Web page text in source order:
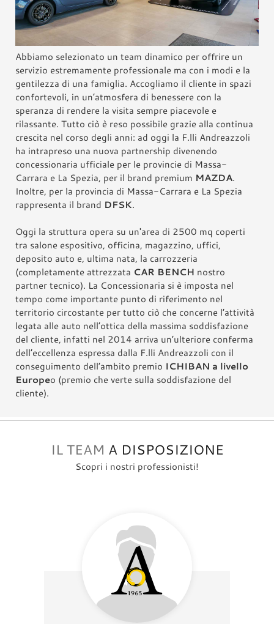
Abbiamo selezionato un team dinamico per offrire un
servizio estremamente professionale ma con i modi e la
gentilezza di una famiglia. Accogliamo il cliente in spazi
confortevoli, in un’atmosfera di benessere con la
speranza di rendere la visita sempre piacevole e
rilassante. Tutto ciò è reso possibile grazie alla continua
crescita nel corso degli anni: ad oggi la F.lli Andreazzoli
ha intrapreso una nuova partnership divenendo
concessionaria ufficiale per le provincie di Massa-
Carrara e La Spezia, per il brand premium MAZDA.
Inoltre, per la provincia di Massa-Carrara e La Spezia
rappresenta il brand DFSK.
Oggi la struttura opera su un'area di 2500 mq coperti
tra salone espositivo, officina, magazzino, uffici,
deposito auto e, ultima nata, la carrozzeria
(completamente attrezzata CAR BENCH nostro
partner tecnico). La Concessionaria si è imposta nel
tempo come importante punto di riferimento nel
territorio circostante per tutto ciò che concerne l’attività
legata alle auto nell’ottica della massima soddisfazione
del cliente, infatti nel 2014 arriva un’ulteriore conferma
dell’eccellenza espressa dalla F.lli Andreazzoli con il
conseguimento dell’ambito premio ICHIBAN a livello
Europeo (premio che verte sulla soddisfazione del
cliente).
IL TEAM A DISPOSIZIONE
Scopri i nostri professionisti!